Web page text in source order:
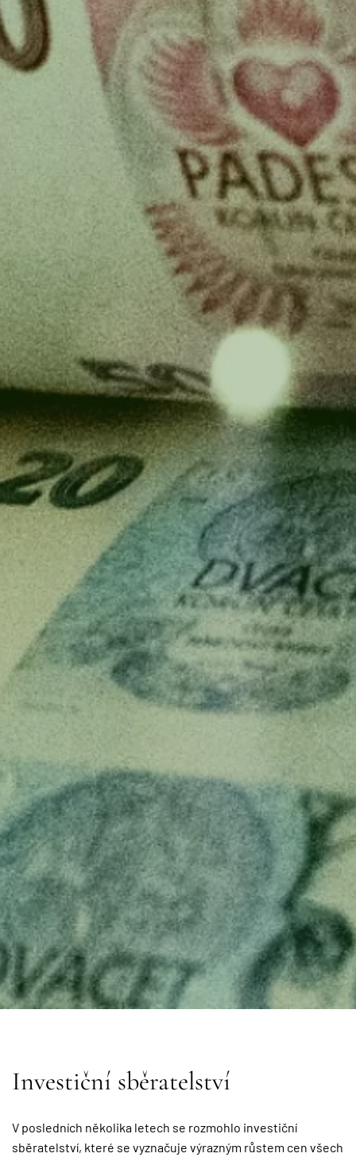
Investiční sběratelství
V posledních několika letech se rozmohlo investiční
sběratelství, které se vyznačuje výrazným růstem cen všech